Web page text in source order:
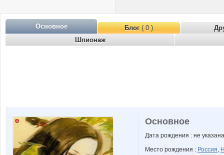
Основное Блог( 0 )
Шпионаж
Основное
Дата рождения : не указана
Место рождения : Россия,